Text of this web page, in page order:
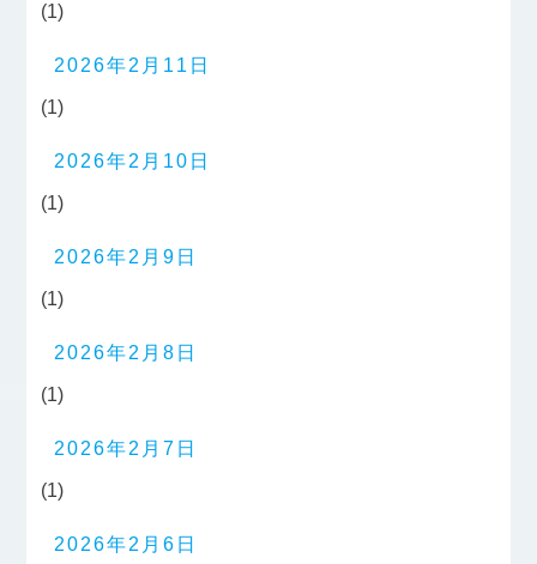
(1)
2026年2月11日
(1)
2026年2月10日
(1)
2026年2月9日
(1)
2026年2月8日
(1)
2026年2月7日
(1)
2026年2月6日